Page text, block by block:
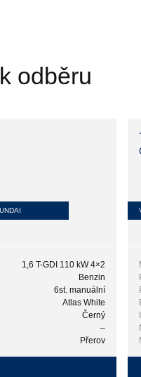
odběru
1,6 T-GDI 110 kW 4×2
Benzin
6st. manuální
Atlas White
Černý
–
Přerov